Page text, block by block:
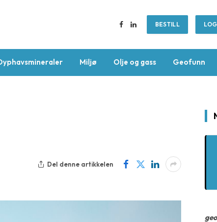
Facebook
LinkedInBESTILL
Miljø Olje og gass Geofunn
Del denne artikkelen